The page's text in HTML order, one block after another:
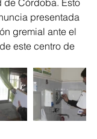
Córdoba. Esto
presentada
gremial ante el
este centro de